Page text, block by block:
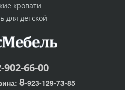
кровати
для детской
902-66-00
8-923-129-73-85